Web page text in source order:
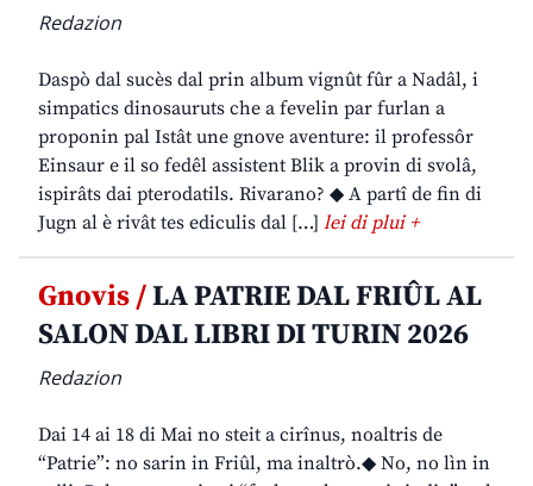
Redazion
Daspò dal sucès dal prin album vignût fûr a Nadâl, i
simpatics dinosauruts che a fevelin par furlan a
proponin pal Istât une gnove aventure: il professôr
Einsaur e il so fedêl assistent Blik a provin di svolâ,
ispirâts dai pterodatils. Rivarano? ◆ A partî de fin di
Jugn al è rivât tes ediculis dal […] lei di plui +
Gnovis /LA PATRIE DAL FRIÛL AL
SALON DAL LIBRI DI TURIN 2026
Redazion
Dai 14 ai 18 di Mai no steit a cirînus, noaltris de
“Patrie”: no sarin in Friûl, ma inaltrò.◆ No, no lìn in